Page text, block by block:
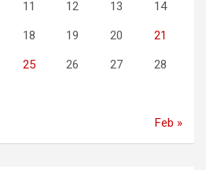
11 12 13 14
18 19 20 21
25 26 27 28
Feb »